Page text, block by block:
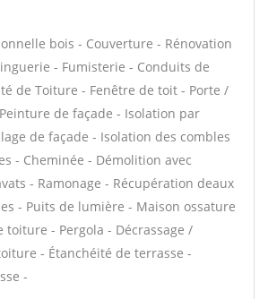
bois - Couverture - Rénovation
- Fumisterie - Conduits de
de Toiture - Fenêtre de toit - Porte /
de façade - Isolation par
de façade - Isolation des combles
- Cheminée - Démolition avec
- Ramonage - Récupération deaux
- Puits de lumière - Maison ossature
toiture - Pergola - Décrassage /
- Étanchéité de terrasse -
-